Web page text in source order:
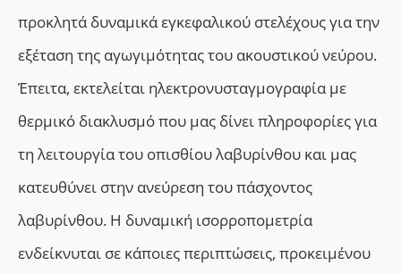
προκλητά δυναμικά εγκεφαλικού στελέχους για την
εξέταση της αγωγιμότητας του ακουστικού νεύρου.
Έπειτα, εκτελείται ηλεκτρονυσταγμογραφία με
θερμικό διακλυσμό που μας δίνει πληροφορίες για
τη λειτουργία του οπισθίου λαβυρίνθου και μας
κατευθύνει στην ανεύρεση του πάσχοντος
λαβυρίνθου. Η δυναμική ισορροπομετρία
ενδείκνυται σε κάποιες περιπτώσεις, προκειμένου